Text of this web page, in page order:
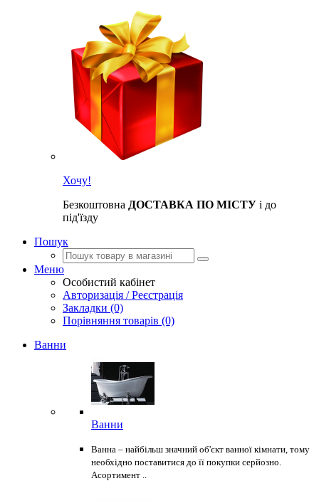
Хочу!
Безкоштовна ДОСТАВКА ПО МІСТУ і до
під'їзду
Пошук
Меню
Особистий кабінет
Авторизація / Реєстрація
Закладки (0)
Порівняння товарів (0)
Ванни
Ванни
Ванна – найбільш значний об'єкт ванної кімнати, тому
необхідно поставитися до її покупки серйозно.
Асортимент ..